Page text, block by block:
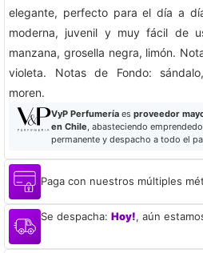
elegante, perfecto para el día a
moderna, juvenil y muy fácil de
manzana, grosella negra, limón.
violeta. Notas de Fondo:
moren.
VyP Perfumeríaes proveedor
en Chile, abasteciendo
permanente y despacho a todo el
Paga con nuestros múltiples
Se despacha: Hoy!, aún